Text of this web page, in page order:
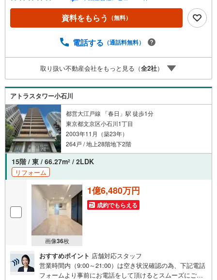
ahoo！ JAPAN IDでログインしてください。※PayPayボー
ナスライトは出金と譲渡はできません。ご案内・詳細な資
料のご請求はお気軽にどうぞ♪お電話でのお問い合わせも
資料をもらう （無料）
電話する （通話料無料）
取り扱い不動産会社をもっと見る（全2社）
アトラスタワー小石川
都営大江戸線 「春日」駅 徒歩1分
東京都文京区小石川1丁目
2003年11月（築23年）
264戸 / 地上28階地下2階
15階 / 東 / 66.27m2 / 2LDK
リフォーム
画像36枚
1億6,480万円
成約でもらえる
おすすめポイント 店舗対応スタッフ
営業時間内（9:00～21:00）は空き状況確認の為、下記電話
フォームより事前にお電話をして頂けるとスムーズにご案